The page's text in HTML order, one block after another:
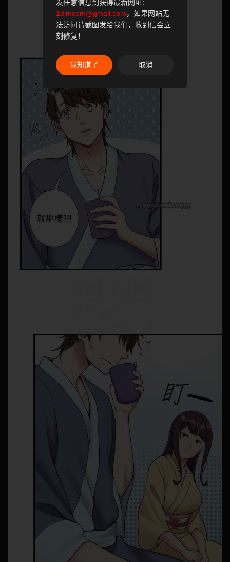
发任意信息到获得最新网址:
18jmcom@gmail.com，如果网站无
法访问请截图发给我们，收到信会立
刻修复！
我知道了 取消